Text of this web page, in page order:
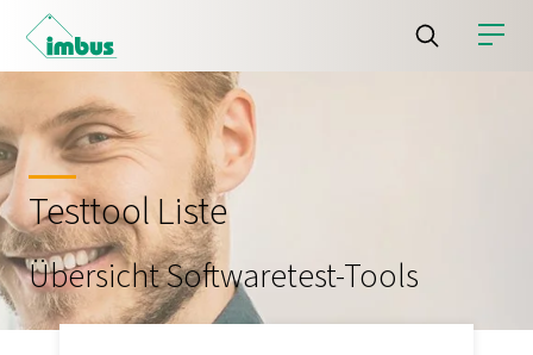
Testtool Liste
Übersicht Softwaretest-Tools